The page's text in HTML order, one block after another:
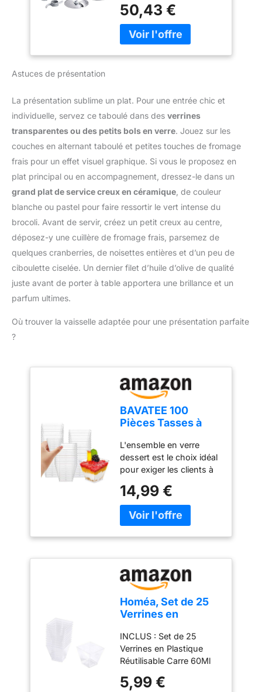
épices / Couteau
multifonction MultiLevel6
doté de 3 doubles lames
La grande capacité du
bol de 2,3 L permet de
inox pour hacher des
petites quantités de
viande Livraison : 1 x
Bosch MultiTalent 3
robot de cuisine / Robot
multifonctions pour
réaliser plus de 50
tâches différentes / Avec
accessoires de série /
brossé
qui vous permettra de
réussir toutes vos
préparations et recettes,
cuisines les plus petites /
Installation facile des
marquage malin
Hautement polyvalent : le
robot est doté de plus de
20 fonctions dont
battre, mixer, mélanger
ou râper ; Grande
puissance de 800 W La
grande capacité du bol
préparer jusqu'à 0,8 kg
de pâte à gâteau ;
Couteau multifonctions
Livraison : 1 x Bosch
réaliser plus de 20
tâches différentes ; Avec
accessoires de série ;
Couleur : Blanc/Gris
50,43 €
Astuces de présentation
La présentation sublime un plat. Pour une entrée chic et
individuelle, servez ce taboulé dans des verrines
transparentes ou des petits bols en verre. Jouez sur les
couches en alternant taboulé et petites touches de fromage
frais pour un effet visuel graphique. Si vous le proposez en
plat principal ou en accompagnement, dressez-le dans un
grand plat de service creux en céramique , de couleur
blanche ou pastel pour faire ressortir le vert intense du
brocoli. Avant de servir, créez un petit creux au centre,
déposez-y une cuillère de fromage frais, parsemez de
quelques cranberries, de noisettes entières et d’un peu de
ciboulette ciselée. Un dernier filet d’huile d’olive de qualité
juste avant de porter à table apportera une brillance et un
parfum ultimes.
Où trouver la vaisselle adaptée pour une présentation parfaite
?
BAVATEE 100
Pièces Tasses à
Verrine Plastique
Aperitif
L'ensemble en verre
dessert est le choix idéal
pour exiger les clients à
de haute qualité. Cette
tasse de dessert sans
BPA, inodore, du
pas être chauffée à des
températures élevées. La
conception carrée
élégante des lunettes de
dessert donne à vos
présentation élégante qui
inspirera vos invités.
Dieser
wiederverwendbare
14,99 €
Homéa, Set de 25
Verrines en
Réutilisable Carre
60Ml Transparent
INCLUS : Set de 25
Verrines en Plastique
Réutilisable Carre 60Ml
praticité : Verrines en
5,99 €